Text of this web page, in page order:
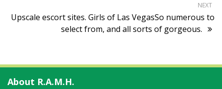
NEXT
Upscale escort sites. Girls of Las VegasSo numerous to
select from, and all sorts of gorgeous.
About R.A.M.H.